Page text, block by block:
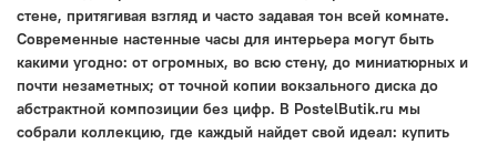
стене, притягивая взгляд и часто задавая тон всей комнате.
Современные настенные часы для интерьера могут быть
какими угодно: от огромных, во всю стену, до миниатюрных и
почти незаметных; от точной копии вокзального диска до
абстрактной композиции без цифр. В PostelButik.ru мы
собрали коллекцию, где каждый найдет свой идеал: купить